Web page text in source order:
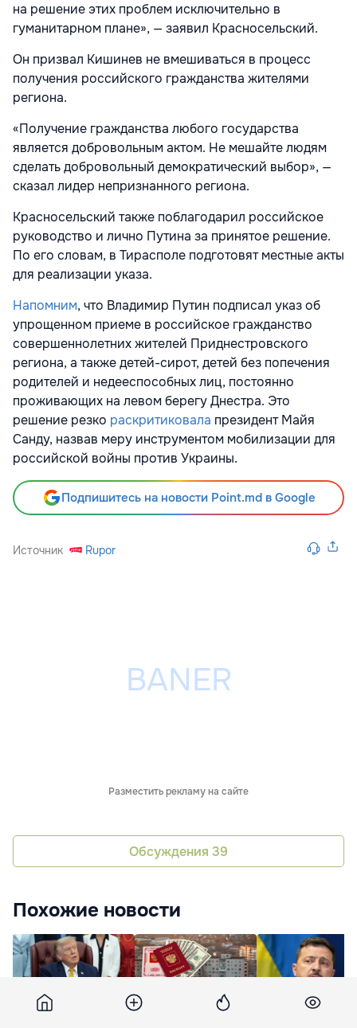
на решение этих проблем исключительно в
гуманитарном плане», — заявил Красносельский.
Он призвал Кишинев не вмешиваться в процесс
получения российского гражданства жителями
региона.
«Получение гражданства любого государства
является добровольным актом. Не мешайте людям
сделать добровольный демократический выбор», —
сказал лидер непризнанного региона.
Красносельский также поблагодарил российское
руководство и лично Путина за принятое решение.
По его словам, в Тирасполе подготовят местные акты
для реализации указа.
Напомним, что Владимир Путин подписал указ об
упрощенном приеме в российское гражданство
совершеннолетних жителей Приднестровского
региона, а также детей-сирот, детей без попечения
родителей и недееспособных лиц, постоянно
проживающих на левом берегу Днестра. Это
решение резко раскритиковала президент Майя
Санду, назвав меру инструментом мобилизации для
российской войны против Украины.
Подпишитесь на новости Point.md в Google
Источник Rupor
Разместить рекламу на сайте
Обсуждения 39
Похожие новости
Трамп
Царев: Путин открыл
Зеленский: